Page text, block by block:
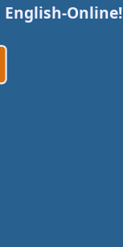
English-Online!